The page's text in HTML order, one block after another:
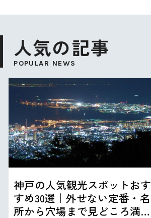
人気の記事
POPULAR NEWS
神戸の人気観光スポットおす
すめ30選｜外せない定番・名
所から穴場まで見どころ満載